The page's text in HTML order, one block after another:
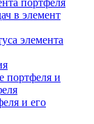
портфеля
в элемент
элемента
портфеля и
и его